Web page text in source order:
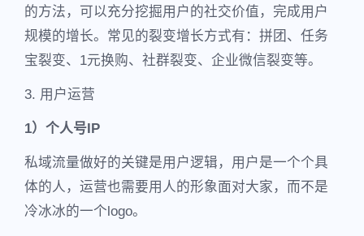
的方法，可以充分挖掘用户的社交价值，完成用户
规模的增长。常见的裂变增长方式有：拼团、任务
宝裂变、1元换购、社群裂变、企业微信裂变等。
3. 用户运营
1）个人号IP
私域流量做好的关键是用户逻辑，用户是一个个具
体的人，运营也需要用人的形象面对大家，而不是
冷冰冰的一个logo。